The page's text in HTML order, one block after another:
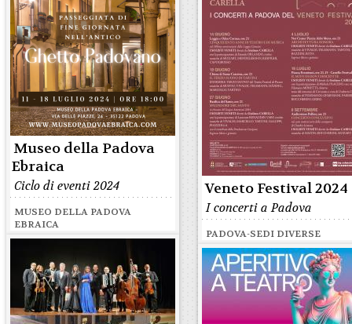
Veneto Festival 2024
I concerti a Padova
PADOVA-SEDI DIVERSE
Museo della Padova
Ebraica
Ciclo di eventi 2024
MUSEO DELLA PADOVA
EBRAICA